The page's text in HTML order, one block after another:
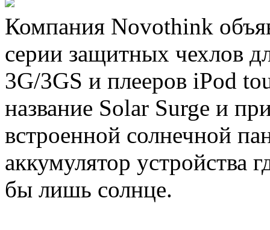
Компания Novothink
серии защитных чехлов
3G/3GS и плееров iPod
название Solar Surge и
встроенной солнечной
аккумулятор устройства
бы лишь солнце.